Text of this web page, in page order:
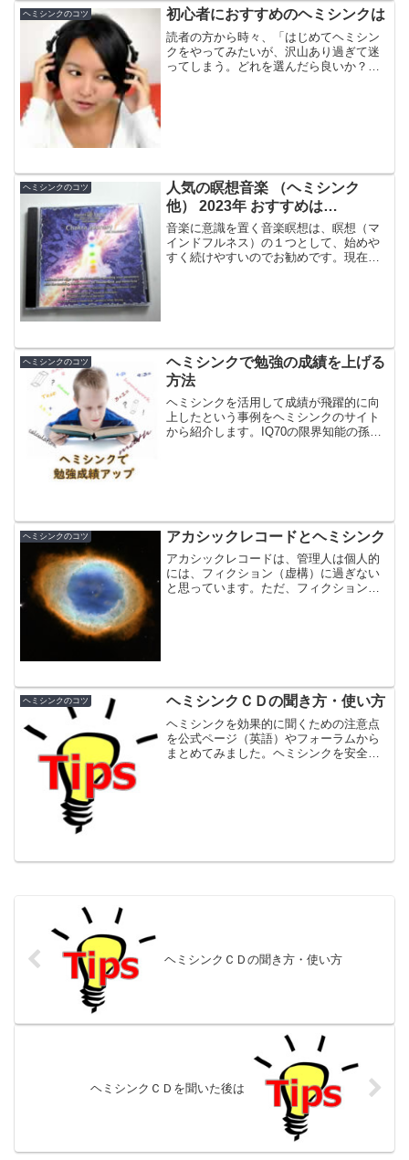
ヘミシンクのコツ 初心者におすすめのヘミシンクは
読者の方から時々、「はじめてヘミシン
クをやってみたいが、沢山あり過ぎて迷
ってしまう。どれを選んだら良いか？」
ヘミシンクのコツ
人気の瞑想音楽 （ヘミシンク
他） 2023年 おすすめは…
音楽に意識を置く音楽瞑想は、瞑想（マ
インドフルネス）の１つとして、始めや
すく続けやすいのでお勧めです。現在人
ヘミシンクのコツ
ヘミシンクで勉強の成績を上げる
方法
ヘミシンクを活用して成績が飛躍的に向
上したという事例をヘミシンクのサイト
から紹介します。IQ70の限界知能の孫が
ヘミシンクのコツ アカシックレコードとヘミシンク
アカシックレコードは、管理人は個人的
には、フィクション（虚構）に過ぎない
と思っています。ただ、フィクションと
ヘミシンクのコツ ヘミシンクＣＤの聞き方・使い方
ヘミシンクを効果的に聞くための注意点
を公式ページ（英語）やフォーラムから
まとめてみました。ヘミシンクを安全に
ヘミシンクＣＤの聞き方・使い方
ヘミシンクＣＤを聞いた後は